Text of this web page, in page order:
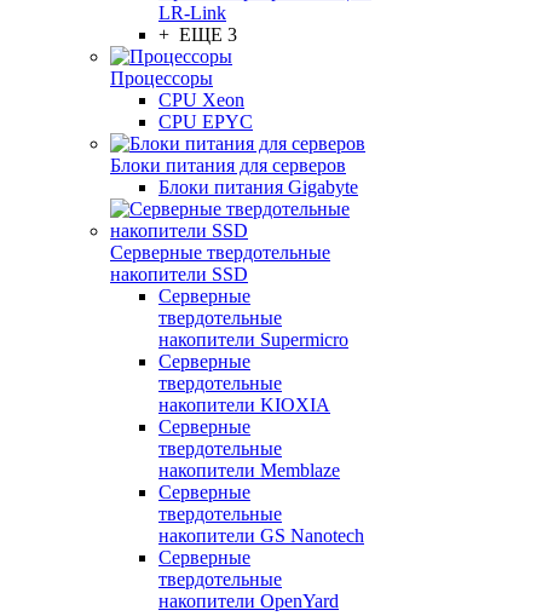
LR-Link
+ ЕЩЕ 3
Процессоры
CPU Xeon
CPU EPYC
Блоки питания для серверов
Блоки питания Gigabyte
Серверные твердотельные
накопители SSD
Cерверные
твердотельные
накопители Supermicro
Cерверные
твердотельные
накопители KIOXIA
Cерверные
твердотельные
накопители Memblaze
Cерверные
твердотельные
накопители GS Nanotech
Серверные
твердотельные
накопители OpenYard